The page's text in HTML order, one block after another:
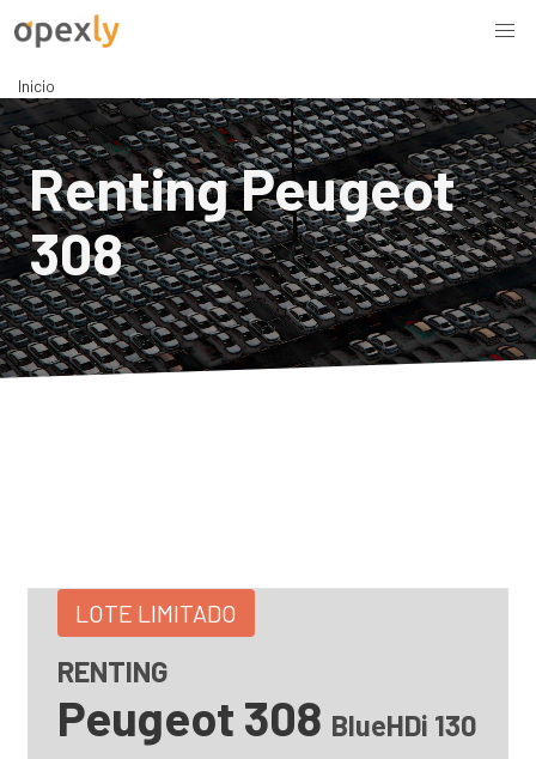
Inicio
Renting Peugeot
308
LOTE LIMITADO
RENTING
Peugeot 308 BlueHDi 130